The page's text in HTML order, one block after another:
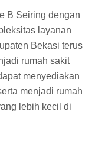
B Seiring dengan
layanan
Bekasi terus
rumah sakit
menyediakan
menjadi rumah
lebih kecil di